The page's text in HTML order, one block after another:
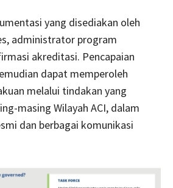
yang disediakan oleh
administrator program
akreditasi. Pencapaian
dapat memperoleh
melalui tindakan yang
masing Wilayah ACI, dalam
dan berbagai komunikasi